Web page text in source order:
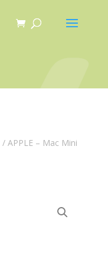
/ APPLE – Mac Mini